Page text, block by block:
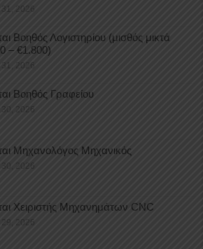
31, 2026
Βοηθός Λογιστηρίου (μισθός μικτά
– €1.800)
31, 2026
Βοηθός Γραφείου
30, 2026
Μηχανολόγος Μηχανικός
30, 2026
Χειριστής Μηχανημάτων CNC
29, 2026